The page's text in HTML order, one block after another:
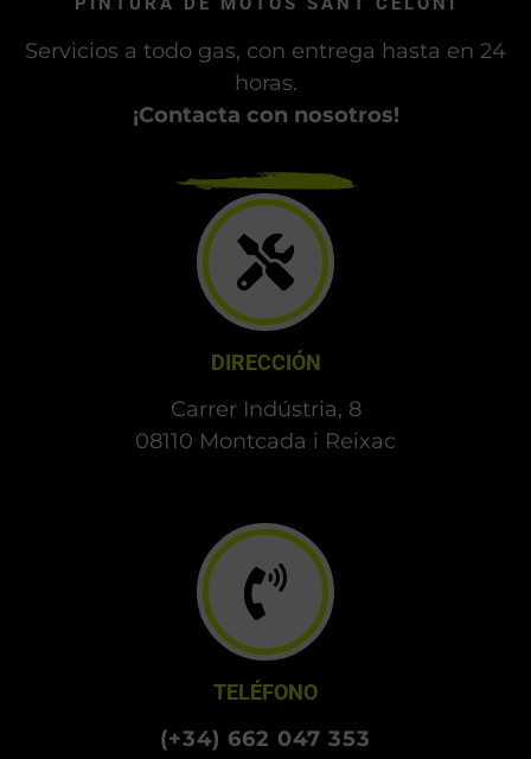
Servicios a todo gas, con entrega hasta en 24
horas.
¡Contacta con nosotros!
DIRECCIÓN
Carrer Indústria, 8
08110 Montcada i Reixac
TELÉFONO
(+34) 662 047 353